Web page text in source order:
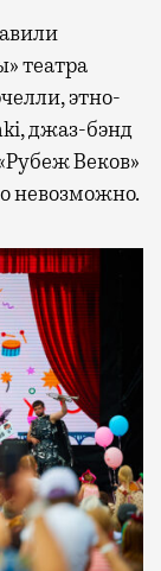
театра
этно-
джаз-бэнд
Веков»
невозможно.